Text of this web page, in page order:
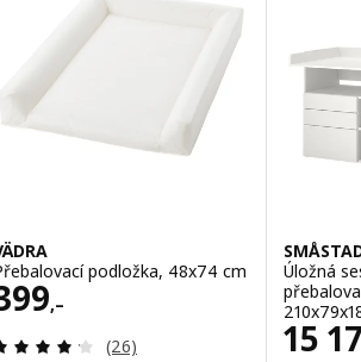
podložka, 48x74 cm
,– 399,–
Recenze: 4.2 z 5 hvězdy.
(26)
Úložná
15